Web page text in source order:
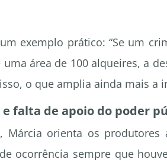
exemplo prático: “Se um
área de 100 alqueires, a
o que amplia ainda mais a
falta de apoio do poder
Márcia orienta os produtores
ocorrência sempre que